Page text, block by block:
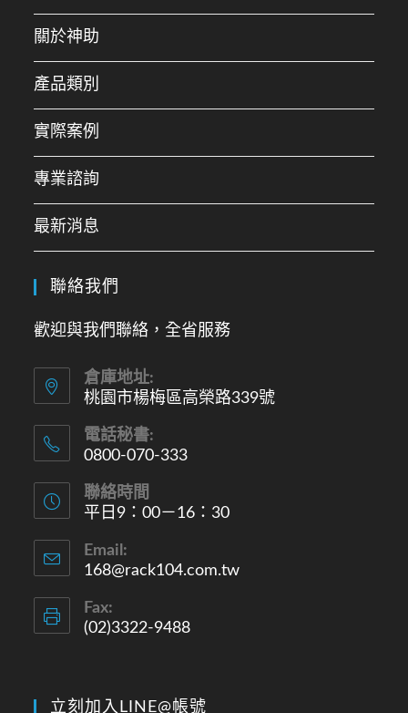
關於神助
產品類別
實際案例
專業諮詢
最新消息
聯絡我們
歡迎與我們聯絡，全省服務
倉庫地址:
桃園市楊梅區高榮路339號
電話秘書:
0800-070-333
聯絡時間
平日9：00－16：30
Email:
168@rack104.com.tw
Fax:
(02)3322-9488
立刻加入LINE@帳號